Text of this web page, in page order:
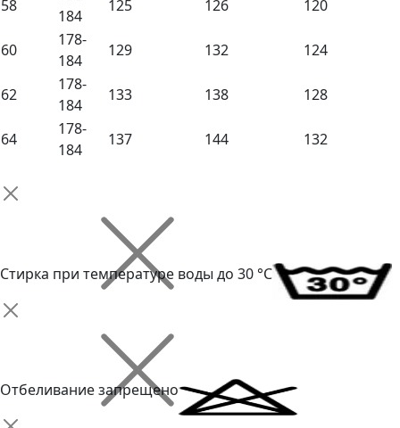
58
184
125 126 120
60
178-
184
129 132 124
62
178-
184
133 138 128
64
178-
184
137 144 132
Стирка при температуре воды до 30 °C
Отбеливание запрещено